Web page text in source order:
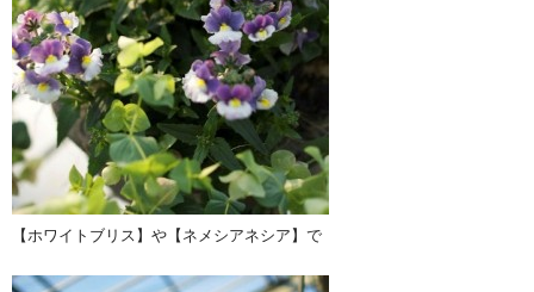
【ホワイトブリス】や【ネメシアネシア】で